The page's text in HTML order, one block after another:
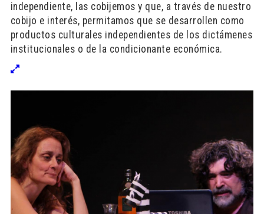
independiente, las cobijemos y que, a través de nuestro
cobijo e interés, permitamos que se desarrollen como
productos culturales independientes de los dictámenes
institucionales o de la condicionante económica.